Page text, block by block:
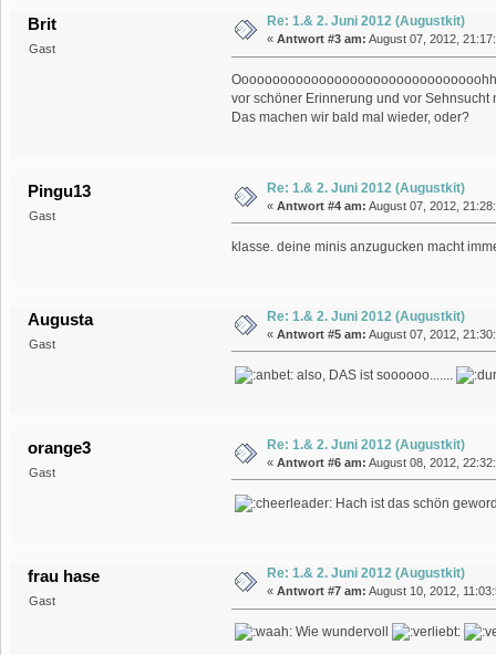
Brit
Gast
Re: 1.& 2. Juni 2012 (Augustkit)
« Antwort #3 am: August 07, 2012,
vor schöner Erinnerung und vor Sehnsucht
Das machen wir bald mal wieder, oder?
Pingu13
Gast
Re: 1.& 2. Juni 2012 (Augustkit)
« Antwort #4 am: August 07, 2012,
klasse. deine minis anzugucken macht
Augusta
Gast
Re: 1.& 2. Juni 2012 (Augustkit)
« Antwort #5 am: August 07, 2012,
also, DAS ist soooooo.......
orange3
Gast
Re: 1.& 2. Juni 2012 (Augustkit)
« Antwort #6 am: August 08, 2012,
Hach ist das schön
frau hase
Gast
Re: 1.& 2. Juni 2012 (Augustkit)
« Antwort #7 am: August 10, 2012,
Wie wundervoll